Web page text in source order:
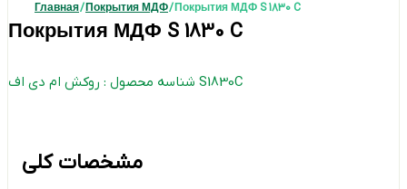
Главная/Покрытия МДФ/ Покрытия МДФ S 1830 C
Покрытия МДФ S 1830 C
شناسه محصول : روکش ام دی اف S1830C
مشخصات کلی